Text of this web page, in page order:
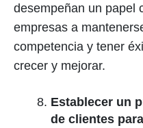
desempeñan un papel
empresas a
competencia y tener
crecer y mejorar.
Establecer un
de clientes